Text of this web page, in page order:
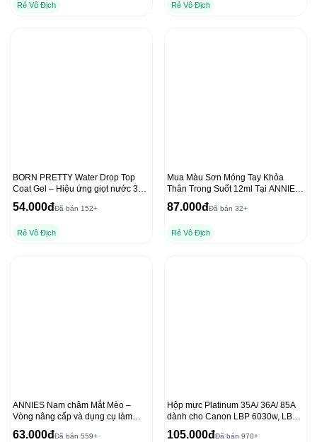
Rẻ Vô Địch Rẻ Vô Địch
BORN PRETTY Water Drop Top
Coat Gel – Hiệu ứng giọt nước 3D
trong suốt
54.000đĐã bán 152+
Rẻ Vô Địch
Mua Màu Sơn Móng Tay Khỏa
Thân Trong Suốt 12ml Tại ANNIES
với Dụng Cụ Che Freeline
87.000đĐã bán 32+
Rẻ Vô Địch
ANNIES Nam châm Mắt Mèo –
Vòng nâng cấp và dụng cụ làm
móng tay chất lượng
63.000đĐã bán 559+
Hộp mực Platinum 35A/ 36A/ 85A
dành cho Canon LBP 6030w, LBP
6000 và HP P1102, 1212NF
105.000đĐã bán 970+